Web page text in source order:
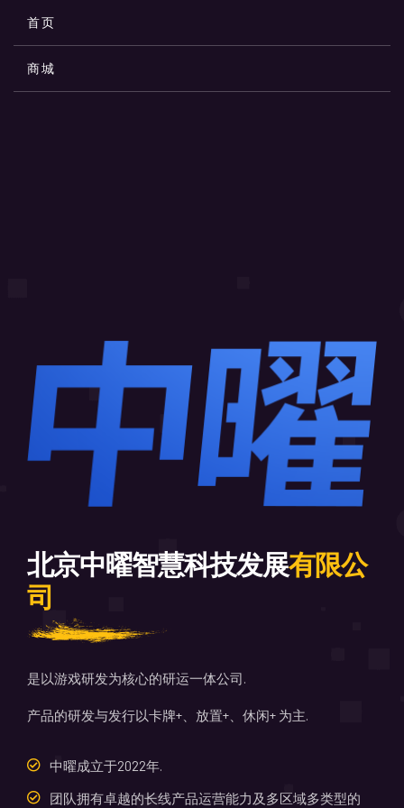
首页
商城
北京中曜智慧科技发展有限公
司
是以游戏研发为核心的研运一体公司.
产品的研发与发行以卡牌+、放置+、休闲+ 为主.
中曜成立于2022年.
团队拥有卓越的长线产品运营能力及多区域多类型的